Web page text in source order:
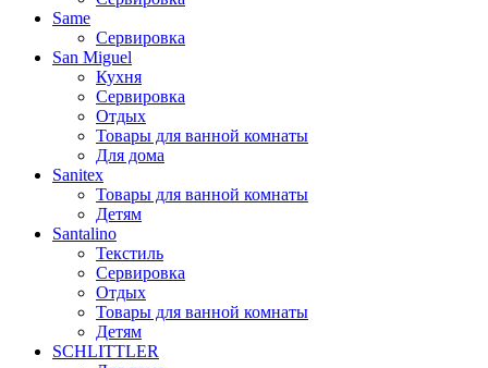
Same
Сервировка
San Miguel
Кухня
Сервировка
Отдых
Товары для ванной комнаты
Для дома
Sanitex
Товары для ванной комнаты
Детям
Santalino
Текстиль
Сервировка
Отдых
Товары для ванной комнаты
Детям
SCHLITTLER